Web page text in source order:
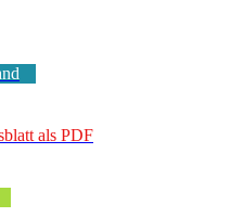
als PDF